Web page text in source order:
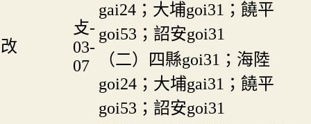
改
攴-
03-
07
gai24；大埔goi31；饒平
goi53；詔安goi31
（二）四縣goi31；海陸
goi24；大埔gai31；饒平
goi53；詔安goi31